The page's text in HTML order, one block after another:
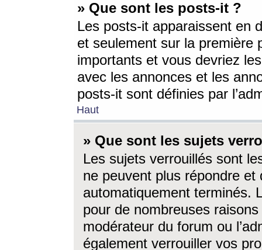
» Que sont les posts-it ?
Les posts-it apparaissent en
et seulement sur la première
importants et vous devriez
avec les annonces et les
posts-it sont définies par
Haut
» Que sont les sujets
Les sujets verrouillés sont
ne peuvent plus répondre
automatiquement terminés.
pour de nombreuses
modérateur du forum ou
également verrouiller vos